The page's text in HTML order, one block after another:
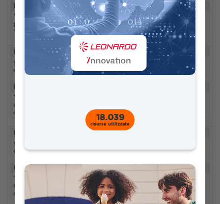
18.039
risorse utilizzate
DESCRIPTION
YouTube utilizza questo cookie per memorizzare le
preferenze dell'utente in merito ai video incorporati in
YouTube.
ID DOMAIN
DURATION
yt.innertube::requ
ests
youtube.com mai
DESCRIPTION
YouTube utilizza questo cookie per registrare un ID
univoco per memorizzare i dati relativi ai video di YouTube
che l'utente ha visto.
ID DOMAIN
yt.innertube::nextI
d
DESCRIPTION
YouTube utilizza questo cookie per registrare un ID
univoco per memorizzare i dati relativi ai video di YouTube
che l'utente ha visto.